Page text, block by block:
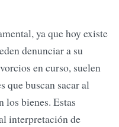
ya que hoy existe
denunciar a su
en curso, suelen
que buscan sacar al
los bienes. Estas
interpretación de